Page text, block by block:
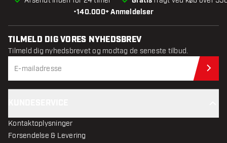
•140.000+ Anmeldelser
TILMELD DIG VORES NYHEDSBREV
Tilmeld dig nyhedsbrevet og modtag de seneste tilbud.
Kontaktoplysninger
Forsendelse & Levering